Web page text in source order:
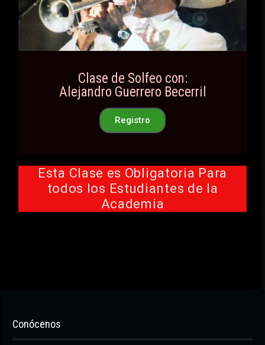
Clase de Solfeo con:
Alejandro Guerrero Becerril
Registro
Esta Clase es Obligatoria Para
todos los Estudiantes de la
Academia
Conócenos